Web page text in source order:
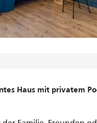
Haus mit privatem